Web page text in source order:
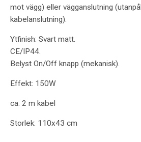
mot vägg) eller vägganslutning
kabelanslutning).
Ytfinish: Svart matt.
CE/IP44.
Belyst On/Off knapp (mekanisk).
Effekt: 150W
ca. 2 m kabel
Storlek: 110x43 cm